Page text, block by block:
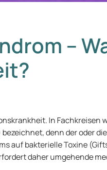
–
In Fachkreisen
denn der oder
auf bakterielle Toxine
daher umgehende